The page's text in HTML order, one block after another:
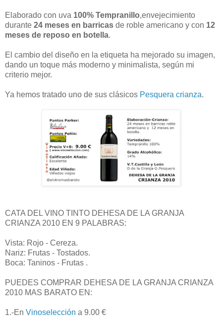
Elaborado con uva 100% Tempranillo,envejecimiento
durante 24 meses en barricas de roble americano y con 12
meses de reposo en botella.
El cambio del diseño en la etiqueta ha mejorado su imagen,
dando un toque más moderno y minimalista, según mi
criterio mejor.
Ya hemos tratado uno de sus clásicos Pesquera crianza.
CATA DEL VINO TINTO DEHESA DE LA GRANJA
CRIANZA 2010 EN 9 PALABRAS:
Vista: Rojo - Cereza.
Nariz: Frutas - Tostados.
Boca: Taninos - Frutas .
PUEDES COMPRAR DEHESA DE LA GRANJA CRIANZA
2010 MAS BARATO EN:
1.-En Vinoselección a 9.00 €